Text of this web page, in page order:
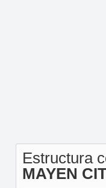
Estructura
MAYEN